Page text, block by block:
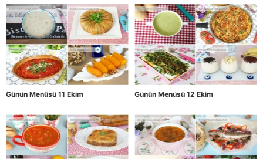
Günün Menüsü 11 Ekim Günün Menüsü 12 Ekim